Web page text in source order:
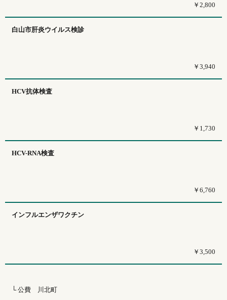
￥2,800
白山市肝炎ウイルス検診
￥3,940
HCV抗体検査
￥1,730
HCV-RNA検査
￥6,760
インフルエンザワクチン
￥3,500
└ 公費 川北町